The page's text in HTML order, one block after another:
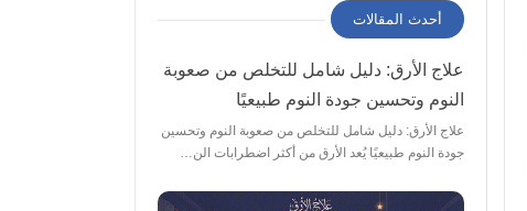
أحدث المقالات
علاج الأرق: دليل شامل للتخلص من صعوبة
النوم وتحسين جودة النوم طبيعيًا
علاج الأرق: دليل شامل للتخلص من صعوبة النوم وتحسين
جودة النوم طبيعيًا يُعد الأرق من أكثر اضطرابات الن…